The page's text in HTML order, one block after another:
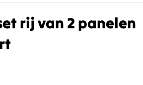
rij van 2 panelen